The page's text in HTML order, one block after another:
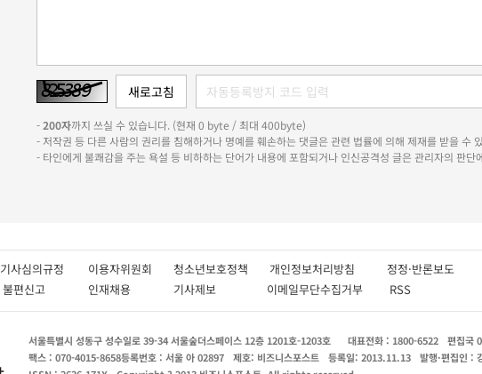
-200자까지 쓰실 수 있습니다. (현재 0 byte / 최대 400byte)
- 저작권 등 다른 사람의 권리를 침해하거나 명예를 훼손하는 댓글은 관련 법률에 의해 제재를 받을 수
- 타인에게 불쾌감을 주는 욕설 등 비하하는 단어가 내용에 포함되거나 인신공격성 글은 관리자의 판단
기사심의규정 이용자위원회 청소년보호정책 개인정보처리방침 정정·반론보도
불편신고 인재채용 기사제보 이메일무단수집거부 RSS
서울특별시 성동구 성수일로 39-34 서울숲더스페이스 12층 1201호-1203호 대표전화 : 1800-6522 편집국
팩스 : 070-4015-8658등록번호 : 서울 아 02897 제호: 비즈니스포스트 등록일: 2013.11.13 발행·편집인 :